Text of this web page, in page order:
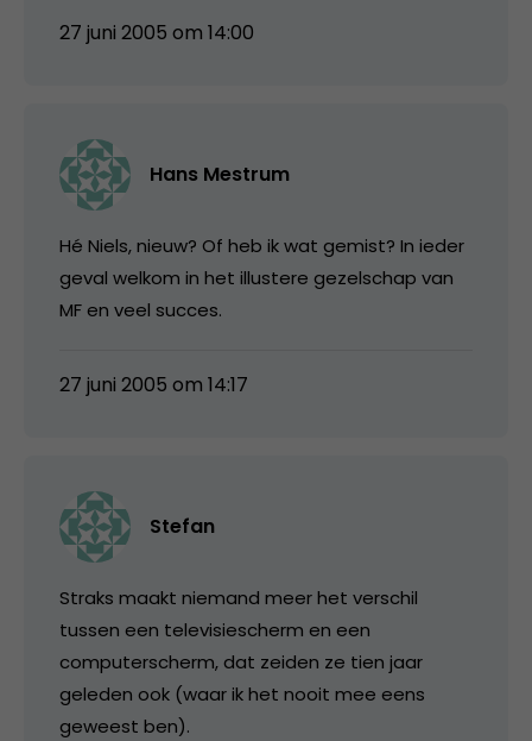
27 juni 2005 om 14:00
Hans Mestrum
Hé Niels, nieuw? Of heb ik wat gemist? In ieder
geval welkom in het illustere gezelschap van
MF en veel succes.
27 juni 2005 om 14:17
Stefan
Straks maakt niemand meer het verschil
tussen een televisiescherm en een
computerscherm, dat zeiden ze tien jaar
geleden ook (waar ik het nooit mee eens
geweest ben).